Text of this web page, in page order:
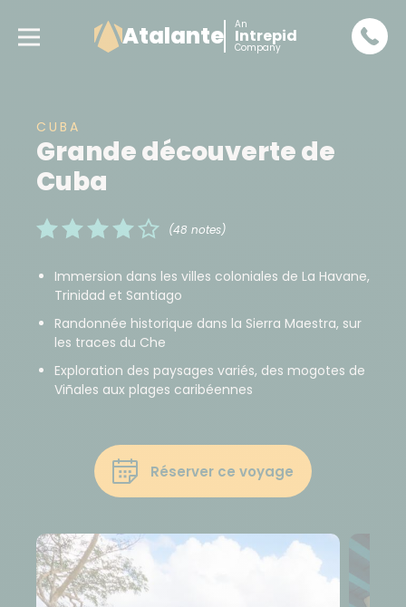
Atalante An
Intrepid
Company
CUBA
Grande découverte de
Cuba
(48 notes)
Immersion dans les villes coloniales de La Havane,
Trinidad et Santiago
Randonnée historique dans la Sierra Maestra, sur
les traces du Che
Exploration des paysages variés, des mogotes de
Viñales aux plages caribéennes
Réserver ce voyage